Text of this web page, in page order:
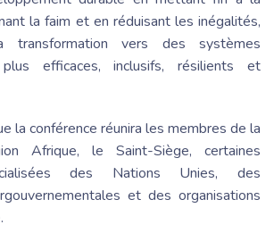
la faim et en réduisant les inégalités,
transformation vers des systèmes
plus efficaces, inclusifs, résilients et
la conférence réunira les membres de la
Afrique, le Saint-Siège, certaines
des Nations Unies, des
et des organisations